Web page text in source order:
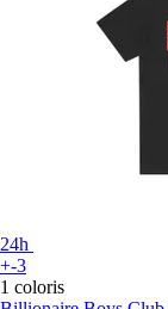
24h
+-3
1 coloris